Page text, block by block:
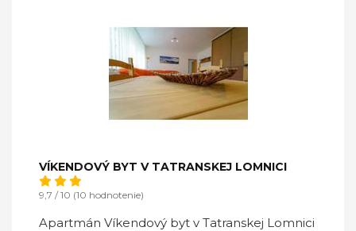
VÍKENDOVÝ BYT V TATRANSKEJ LOMNICI
9,7 / 10 (10 hodnotenie)
Apartmán Víkendový byt v Tatranskej Lomnici